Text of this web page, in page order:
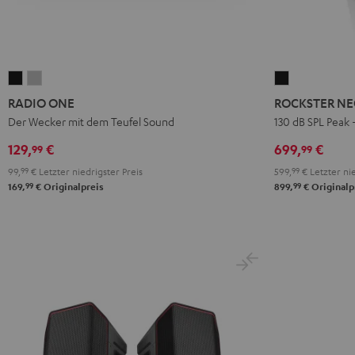
ONE
Black
ONE
Light
RADIO ONE
Der Wecker mit dem Teufel Sound
129,99 €
99, 99 € Letzter niedrigster Preis
169,99 € Originalpreis
NEO
Schwarz
ROCKSTER
130 dB SPL
699,99 €
599, 99 € Letzter
899,99 €